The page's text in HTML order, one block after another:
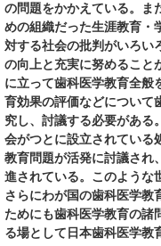
の問題をかかえている。ま
めの組織だった生涯教育・
対する社会の批判がいろい
の向上と充実に努めること
に立って歯科医学教育全般
育効果の評価などについて
究し、討議する必要がある
会がつとに設立されている
教育問題が活発に討議され
進されている。このような
さらにわが国の歯科医学教
ためにも歯科医学教育の諸
る場として日本歯科医学教